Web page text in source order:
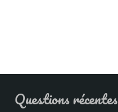
Questions récentes